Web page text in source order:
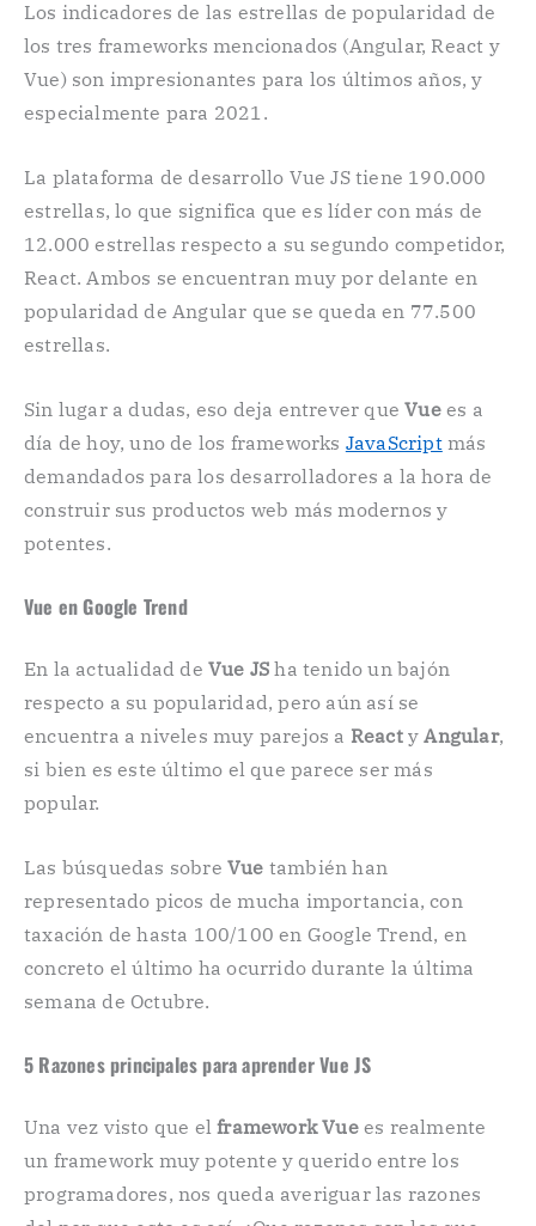
Los indicadores de las estrellas de popularidad de
los tres frameworks mencionados (Angular, React y
Vue) son impresionantes para los últimos años, y
especialmente para 2021.
La plataforma de desarrollo Vue JS tiene 190.000
estrellas, lo que significa que es líder con más de
12.000 estrellas respecto a su segundo competidor,
React. Ambos se encuentran muy por delante en
popularidad de Angular que se queda en 77.500
estrellas.
Sin lugar a dudas, eso deja entrever queVuees a
día de hoy, uno de los frameworks JavaScriptmás
demandados para los desarrolladores a la hora de
construir sus productos web más modernos y
potentes.
Vue en Google Trend
En la actualidad de Vue JS ha tenido un bajón
respecto a su popularidad, pero aún así se
encuentra a niveles muy parejos a ReactyAngular,
si bien es este último el que parece ser más
popular.
Las búsquedas sobre Vue también han
representado picos de mucha importancia, con
taxación de hasta 100/100 en Google Trend, en
concreto el último ha ocurrido durante la última
semana de Octubre.
5 Razones principales para aprender Vue JS
Una vez visto que elframework Vuees realmente
un framework muy potente y querido entre los
programadores, nos queda averiguar las razones